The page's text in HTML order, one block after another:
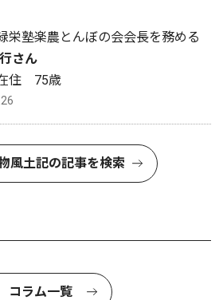
栄塾楽農とんぼの会会長を務める
さん
住 75歳
風土記の記事を検索
コラム一覧